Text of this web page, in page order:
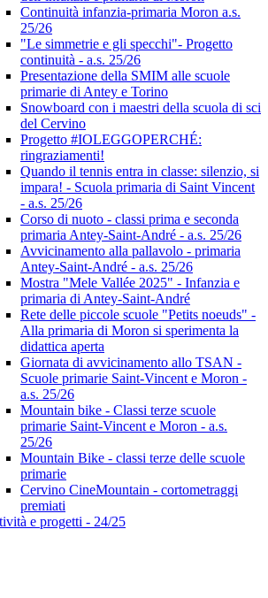
Continuità infanzia-primaria Moron a.s.
25/26
"Le simmetrie e gli specchi"- Progetto
continuità - a.s. 25/26
Presentazione della SMIM alle scuole
primarie di Antey e Torino
Snowboard con i maestri della scuola di sci
del Cervino
Progetto #IOLEGGOPERCHÉ:
ringraziamenti!
Quando il tennis entra in classe: silenzio, si
impara! - Scuola primaria di Saint Vincent
- a.s. 25/26
Corso di nuoto - classi prima e seconda
primaria Antey-Saint-André - a.s. 25/26
Avvicinamento alla pallavolo - primaria
Antey-Saint-André - a.s. 25/26
Mostra "Mele Vallée 2025" - Infanzia e
primaria di Antey-Saint-André
Rete delle piccole scuole "Petits noeuds" -
Alla primaria di Moron si sperimenta la
didattica aperta
Giornata di avvicinamento allo TSAN -
Scuole primarie Saint-Vincent e Moron -
a.s. 25/26
Mountain bike - Classi terze scuole
primarie Saint-Vincent e Moron - a.s.
25/26
Mountain Bike - classi terze delle scuole
primarie
Cervino CineMountain - cortometraggi
premiati
e progetti - 24/25